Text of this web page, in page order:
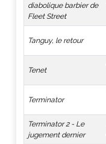
diabolique barbier de
Fleet Street
Tanguy, le retour
Tenet
Terminator
Terminator 2 - Le
jugement dernier